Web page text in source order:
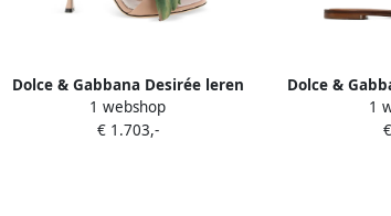
Dolce & Gabbana Desirée leren
sandalen met enkelbandje en
bloemapplicatie Beige
1 webshop
€ 1.703,-
Dolce &
met
1